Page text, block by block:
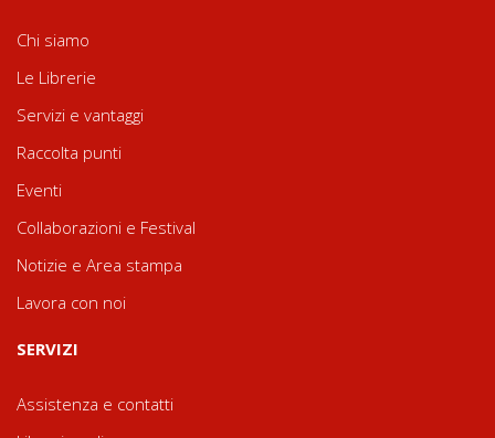
Chi siamo
Le Librerie
Servizi e vantaggi
Raccolta punti
Eventi
Collaborazioni e Festival
Notizie e Area stampa
Lavora con noi
SERVIZI
Assistenza e contatti